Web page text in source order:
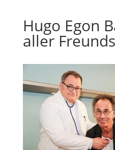
Hugo Egon
aller